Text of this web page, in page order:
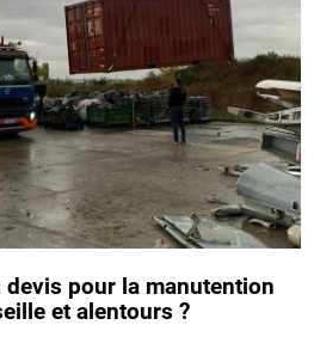
pour la manutention
et alentours ?